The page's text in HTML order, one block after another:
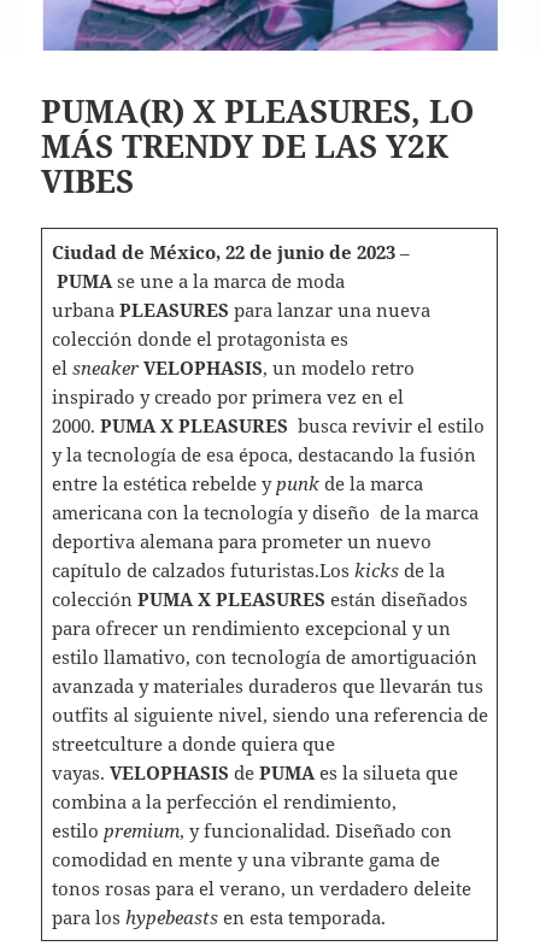
PUMA(R) X PLEASURES, LO
MÁS TRENDY DE LAS Y2K
VIBES
Ciudad de México, 22 de junio de 2023–
PUMAse une a la marca de moda
urbana PLEASURES para lanzar una nueva
colección donde el protagonista es
el sneaker VELOPHASIS, un modelo retro
inspirado y creado por primera vez en el
2000. PUMA X PLEASURES busca revivir el estilo
y la tecnología de esa época, destacando la fusión
entre la estética rebelde y punkde la marca
americana con la tecnología y diseño de la marca
deportiva alemana para prometer un nuevo
capítulo de calzados futuristas.Los kicksde la
colección PUMA X PLEASURES están diseñados
para ofrecer un rendimiento excepcional y un
estilo llamativo, con tecnología de amortiguación
avanzada y materiales duraderos que llevarán tus
outfits al siguiente nivel, siendo una referencia de
streetculture a donde quiera que
vayas. VELOPHASIS de PUMAes la silueta que
combina a la perfección el rendimiento,
estilo premium, y funcionalidad. Diseñado con
comodidad en mente y una vibrante gama de
tonos rosas para el verano, un verdadero deleite
para los hypebeastsen esta temporada.